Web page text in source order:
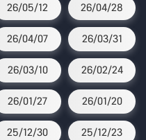
26/05/12 26/04/28
26/04/07 26/03/31
26/03/10 26/02/24
26/01/27 26/01/20
25/12/30 25/12/23